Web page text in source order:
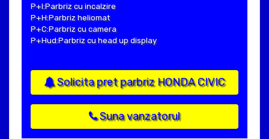
P+I:Parbriz cu incalzire
P+H:Parbriz heliomat
P+C:Parbriz cu camera
P+Hud:Parbriz cu head up display
Solicita pret parbriz HONDA CIVIC
Suna vanzatorul